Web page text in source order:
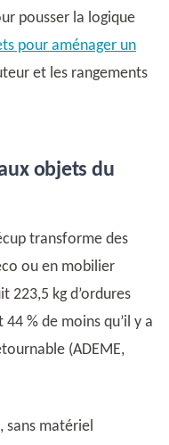
pousser la logique
pour aménager un
et les rangements
objets du
transforme des
ou en mobilier
223,5 kg d’ordures
% de moins qu’il y a
(ADEME,
sans matériel